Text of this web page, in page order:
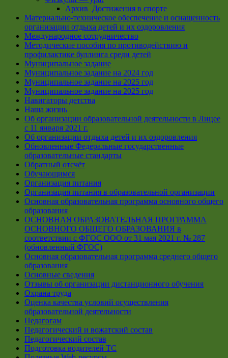
Архив_Достижения в спорте
Материально-техническое обеспечение и оснащенность
организации отдыха детей и их оздоровления
Международное сотрудничество
Методические пособия по противодействию и
профилактике буллинга среди детей
Муниципальное задание
Муниципальное задание на 2024 год
Муниципальное задание на 2025 год
Муниципальное задание на 2025 год
Навигаторы детства
Наша жизнь
Об организации образовательной деятельности в Лицее
с 11 января 2021 г.
Об организации отдыха детей и их оздоровления
Обновленные Федеральные государственные
образовательные стандарты
Обратный отсчёт
Обучающимся
Организация питания
Организация питания в образовательной организации
Основная образовательная программа основного общего
образования
ОСНОВНАЯ ОБРАЗОВАТЕЛЬНАЯ ПРОГРАММА
ОСНОВНОГО ОБЩЕГО ОБРАЗОВАНИЯ в
соответствии с ФГОС ООО от 31 мая 2021 г. № 287
(обновленный ФГОС)
Основная образовательная программа среднего общего
образования
Основные сведения
Отзывы об организации дистанционного обучения
Охрана труда
Оценка качества условий осуществления
образовательной деятельности
Педагогам
Педагогический и вожатский состав
Педагогический состав
Подготовка водителей ТС